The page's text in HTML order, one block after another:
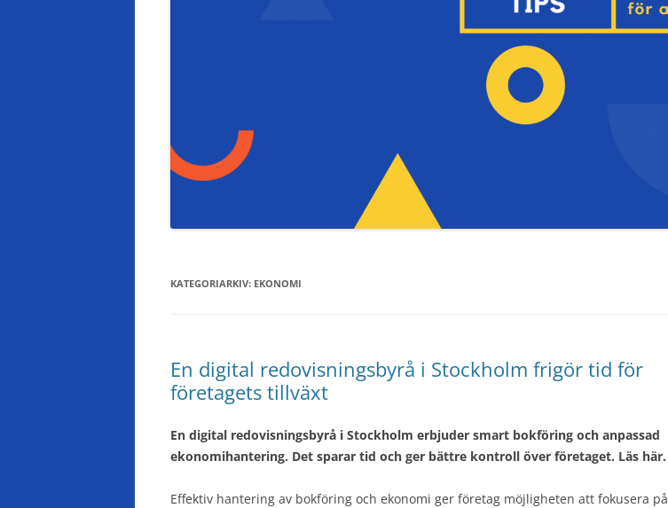
KATEGORIARKIV: EKONOMI
En digital redovisningsbyrå i Stockholm frigör tid för
företagets tillväxt
En digital redovisningsbyrå i Stockholm erbjuder smart bokföring och anpassad
ekonomihantering. Det sparar tid och ger bättre kontroll över företaget. Läs här.
Effektiv hantering av bokföring och ekonomi ger företag möjligheten att fokusera på